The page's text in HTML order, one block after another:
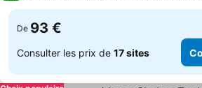
De 93 €
Consulter les prix de 17 sites